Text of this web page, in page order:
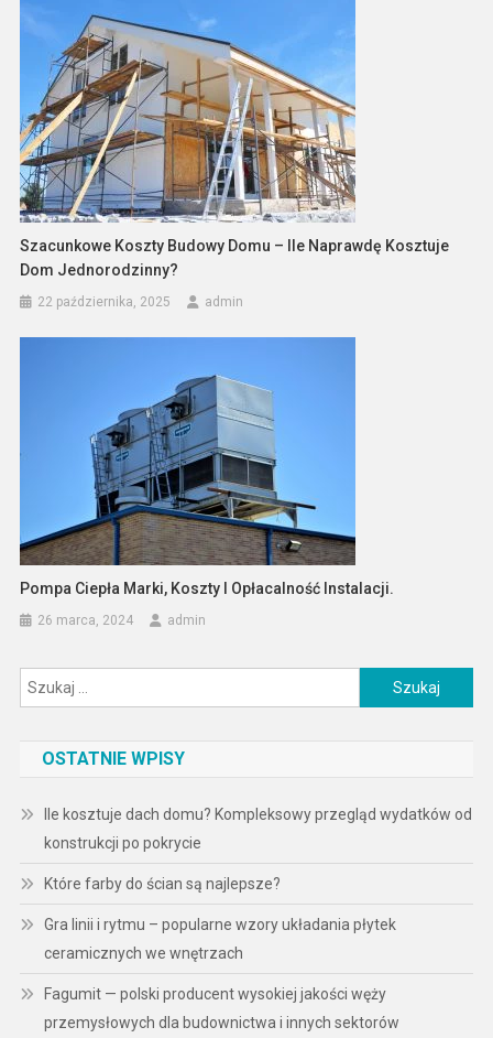
Szacunkowe Koszty Budowy Domu – Ile Naprawdę Kosztuje
Dom Jednorodzinny?
22 października, 2025 admin
Pompa Ciepła Marki, Koszty I Opłacalność Instalacji.
26 marca, 2024 admin
Szukaj:
OSTATNIE WPISY
Ile kosztuje dach domu? Kompleksowy przegląd wydatków od
konstrukcji po pokrycie
Które farby do ścian są najlepsze?
Gra linii i rytmu – popularne wzory układania płytek
ceramicznych we wnętrzach
Fagumit — polski producent wysokiej jakości węży
przemysłowych dla budownictwa i innych sektorów